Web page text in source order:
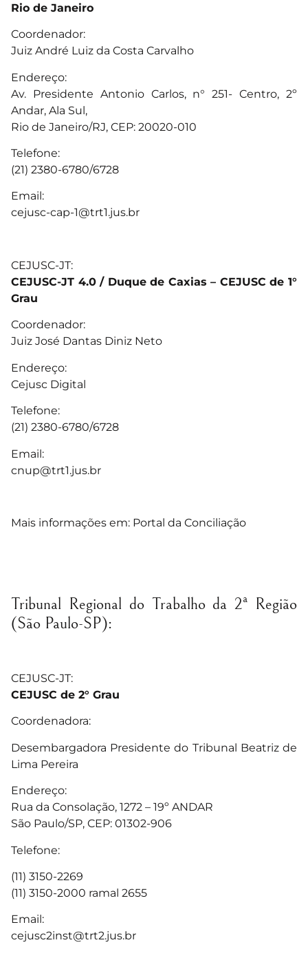
Rio de Janeiro
Coordenador:
Juiz André Luiz da Costa Carvalho
Endereço:
Av. Presidente Antonio Carlos, n° 251- Centro, 2º
Andar, Ala Sul,
Rio de Janeiro/RJ, CEP: 20020-010
Telefone:
(21) 2380-6780/6728
Email:
cejusc-cap-1@trt1.jus.br
CEJUSC-JT:
CEJUSC-JT 4.0 / Duque de Caxias – CEJUSC de 1°
Grau
Coordenador:
Juiz José Dantas Diniz Neto
Endereço:
Cejusc Digital
Telefone:
(21) 2380-6780/6728
Email:
cnup@trt1.jus.br
Mais informações em: Portal da Conciliação
Tribunal Regional do Trabalho da 2ª Região
(São Paulo-SP):
CEJUSC-JT:
CEJUSC de 2° Grau
Coordenadora:
Desembargadora Presidente do Tribunal Beatriz de
Lima Pereira
Endereço:
Rua da Consolação, 1272 – 19º ANDAR
São Paulo/SP, CEP: 01302-906
Telefone:
(11) 3150-2269
(11) 3150-2000 ramal 2655
Email:
cejusc2inst@trt2.jus.br